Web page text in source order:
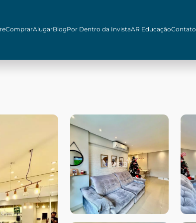
ComprarAlugarBlogPor Dentro da InvistaAR EducaçãoContato